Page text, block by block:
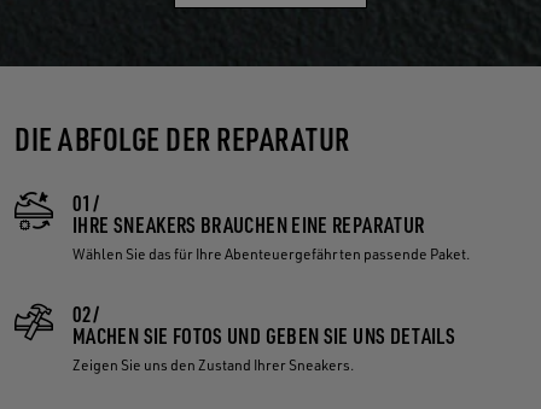
DIE ABFOLGE DER REPARATUR
01/
IHRE SNEAKERS BRAUCHEN EINE REPARATUR
Wählen Sie das für Ihre Abenteuergefährten passende Paket.
02/
MACHEN SIE FOTOS UND GEBEN SIE UNS DETAILS
Zeigen Sie uns den Zustand Ihrer Sneakers.